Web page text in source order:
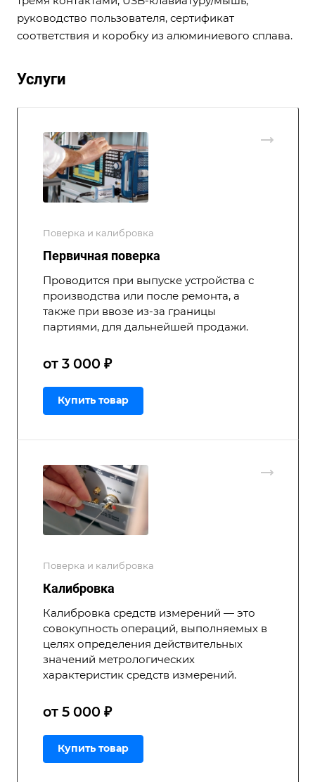
руководство пользователя, сертификат
соответствия и коробку из алюминиевого сплава.
Услуги
Поверка и калибровка
Первичная поверка
Проводится при выпуске устройства с
производства или после ремонта, а
также при ввозе из-за границы
партиями, для дальнейшей продажи.
от 3 000 ₽
Купить товар
Поверка и калибровка
Калибровка
Калибровка средств измерений — это
совокупность операций, выполняемых в
целях определения действительных
значений метрологических
характеристик средств измерений.
от 5 000 ₽
Купить товар